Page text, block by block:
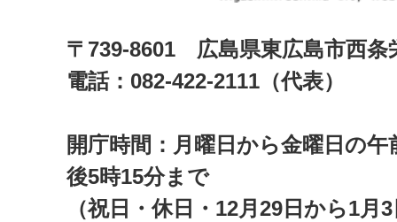
〒739-8601 広島県東広島市西
電話：082-422-2111（代表）
開庁時間：月曜日から金曜日の午
後5時15分まで
（祝日・休日・12月29日から1月